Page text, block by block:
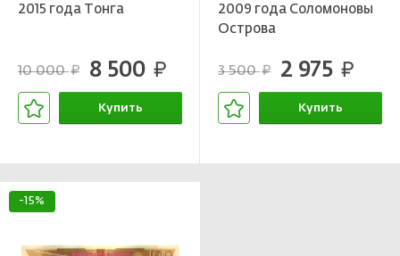
2015 года Тонга
10 000руб. 8 500 руб.
Купить
2009 года Соломоновы
Острова
3 500руб. 2 975 руб.
Купить
-15%